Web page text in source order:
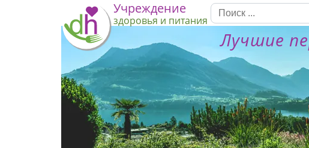
Учреждение
здоровья и питания
Лучшие